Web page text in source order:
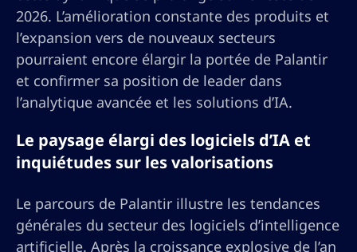
2026. L’amélioration constante des produits et
l’expansion vers de nouveaux secteurs
pourraient encore élargir la portée de Palantir
et confirmer sa position de leader dans
l’analytique avancée et les solutions d’IA.
Le paysage élargi des logiciels d’IA et
inquiétudes sur les valorisations
Le parcours de Palantir illustre les tendances
générales du secteur des logiciels d’intelligence
artificielle. Après la croissance explosive de l’an